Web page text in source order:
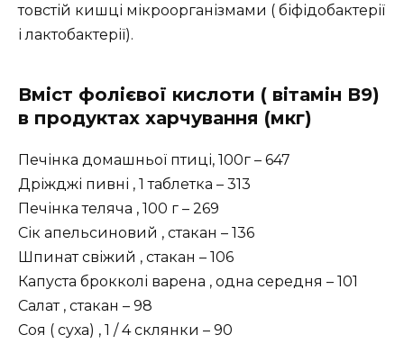
товстій кишці мікроорганізмами ( біфідобактерії
і лактобактерії).
Вміст фолієвої кислоти ( вітамін В9)
в продуктах харчування (мкг)
Печінка домашньої птиці, 100г – 647
Дріжджі пивні , 1 таблетка – 313
Печінка теляча , 100 г – 269
Сік апельсиновий , стакан – 136
Шпинат свіжий , стакан – 106
Капуста брокколі варена , одна середня – 101
Салат , стакан – 98
Соя ( суха) , 1 / 4 склянки – 90